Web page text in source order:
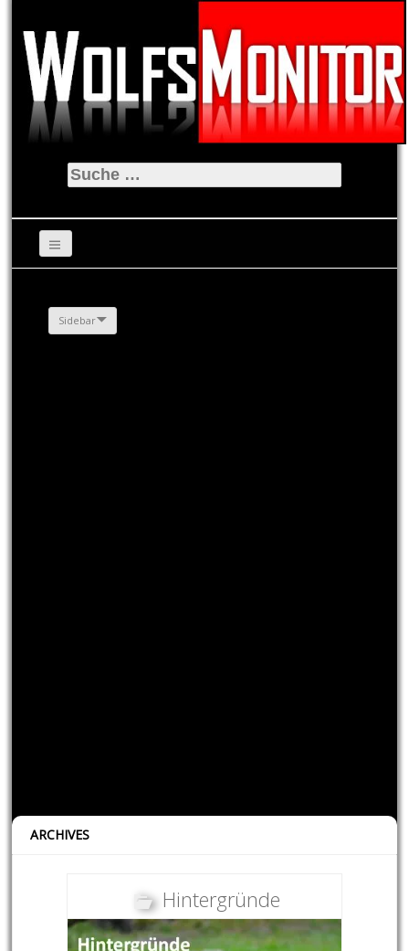
Suche
nach:
Sidebar
ARCHIVES
Hintergründe